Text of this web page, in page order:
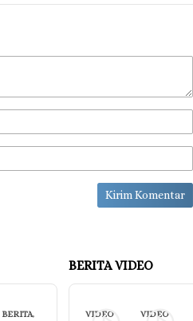
BERITA,
BERITA VIDEO
VIDEO
VIDEO